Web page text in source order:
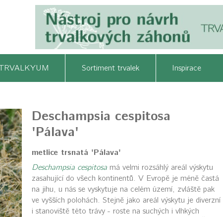
Sortiment trvalek Inspirace
Deschampsia cespitosa
'Pálava'
metlice trsnatá 'Pálava'
Deschampsia cespitosamá velmi rozsáhlý areál výskytu
zasahující do všech kontinentů. V Evropě je méně častá
na jihu, u nás se vyskytuje na celém území, zvláště pak
ve vyšších polohách. Stejně jako areál výskytu je diverzní
i stanoviště této trávy - roste na suchých i vlhkých